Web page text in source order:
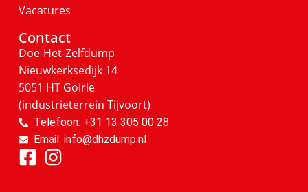
Vacatures
Contact
Doe-Het-Zelfdump
Nieuwkerksedijk 14
5051 HT Goirle
(industrieterrein Tijvoort)
Telefoon: +31 13 305 00 28
Email: info@dhzdump.nl